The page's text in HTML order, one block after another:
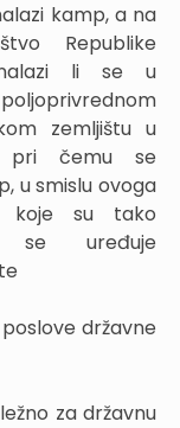
kamp, a na
Republike
li se u
zemljištu u
pri čemu se
u smislu ovoga
koje su tako
se uređuje
državne
za državnu